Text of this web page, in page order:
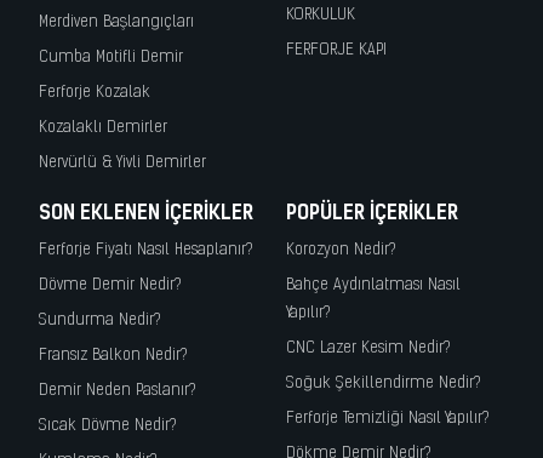
Merdiven Başlangıçları
Cumba Motifli Demir
Ferforje Kozalak
Kozalaklı Demirler
Nervürlü & Yivli Demirler
KORKULUK
FERFORJE KAPI
SON EKLENEN İÇERIKLER
Ferforje Fiyatı Nasıl Hesaplanır?
Dövme Demir Nedir?
Sundurma Nedir?
Fransız Balkon Nedir?
Demir Neden Paslanır?
Sıcak Dövme Nedir?
POPÜLER İÇERIKLER
Korozyon Nedir?
Bahçe Aydınlatması Nasıl
Yapılır?
CNC Lazer Kesim Nedir?
Soğuk Şekillendirme Nedir?
Ferforje Temizliği Nasıl Yapılır?
Dökme Demir Nedir?